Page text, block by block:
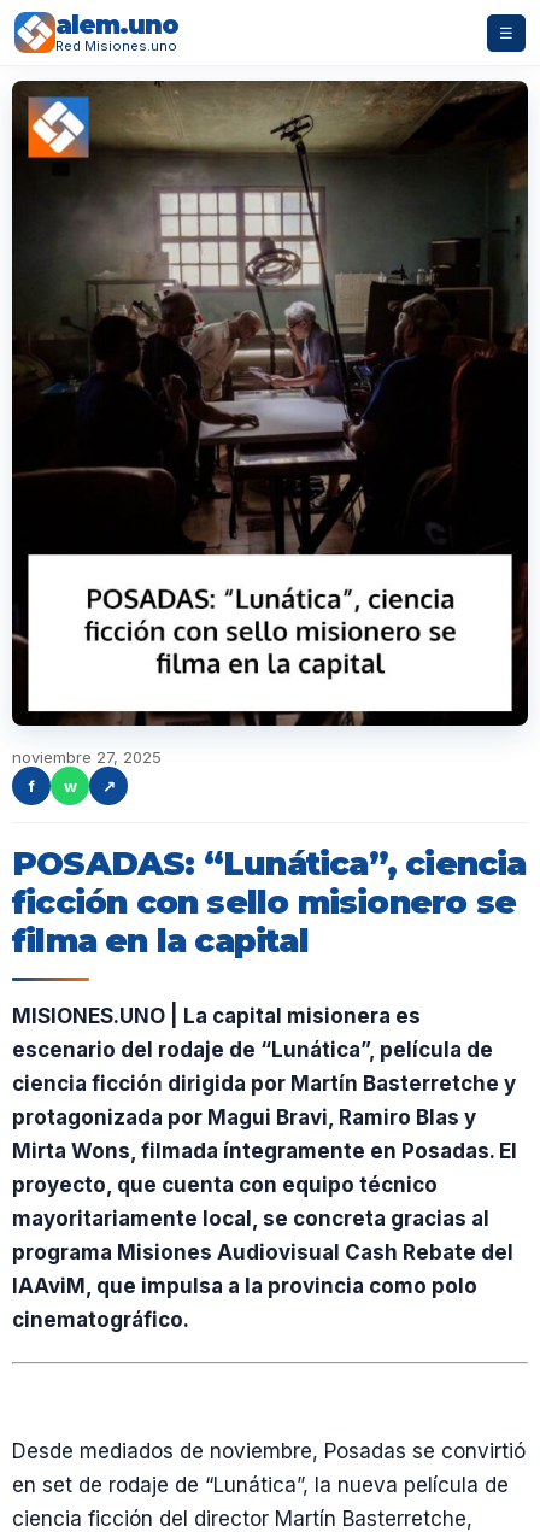
alem.uno
Red Misiones.uno
☰
noviembre 27, 2025
f
w ↗
POSADAS: “Lunática”, ciencia
ficción con sello misionero se
filma en la capital
MISIONES.UNO | La capital misionera es
escenario del rodaje de “Lunática”, película de
ciencia ficción dirigida por Martín Basterretche y
protagonizada por Magui Bravi, Ramiro Blas y
Mirta Wons, filmada íntegramente en Posadas. El
proyecto, que cuenta con equipo técnico
mayoritariamente local, se concreta gracias al
programa Misiones Audiovisual Cash Rebate del
IAAviM, que impulsa a la provincia como polo
cinematográfico.
Desde mediados de noviembre, Posadas se convirtió
en set de rodaje de “Lunática”, la nueva película de
ciencia ficción del director Martín Basterretche,